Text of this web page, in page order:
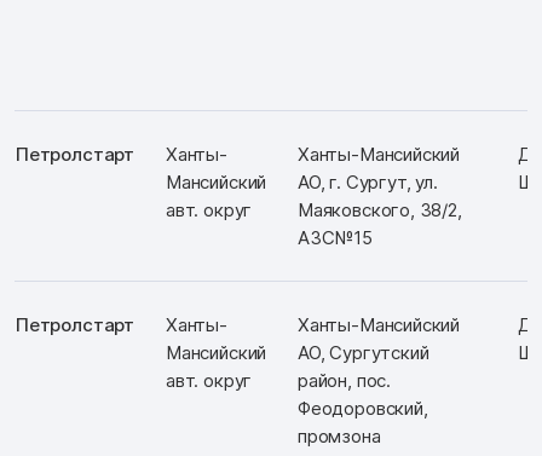
Петролстарт
Ханты-
Мансийский
авт. округ
Ханты-Мансийский
АО, г. Сургут, ул.
Маяковского, 38/2,
АЗС№15
Д:
Ш:
Петролстарт
Ханты-
Мансийский
авт. округ
Ханты-Мансийский
АО, Сургутский
район, пос.
Феодоровский,
промзона
Д:
Ш: